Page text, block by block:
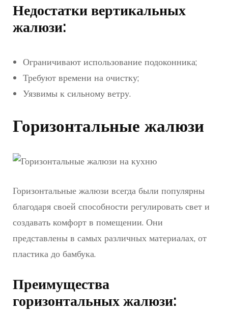
Недостатки вертикальных
жалюзи:
Ограничивают использование подоконника;
Требуют времени на очистку;
Уязвимы к сильному ветру.
Горизонтальные жалюзи
Горизонтальные жалюзи всегда были популярны
благодаря своей способности регулировать свет и
создавать комфорт в помещении. Они
представлены в самых различных материалах, от
пластика до бамбука.
Преимущества
горизонтальных жалюзи: